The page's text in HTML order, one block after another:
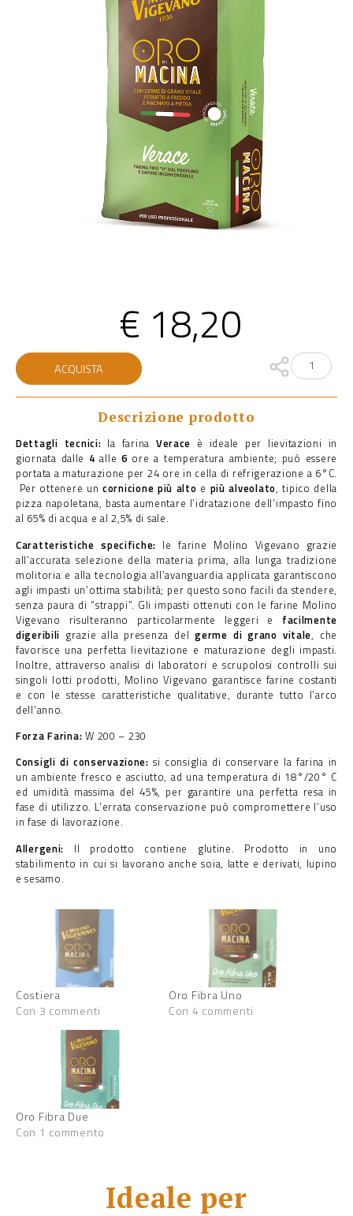
€ 18,20
Verace
quantità
ACQUISTA
Descrizione prodotto
Dettagli tecnici: la farina Verace è ideale per lievitazioni in
giornata dalle 4 alle 6 ore a temperatura ambiente; può essere
portata a maturazione per 24 ore in cella di refrigerazione a 6°C.
Per ottenere uncornicione più alto e più alveolato, tipico della
pizza napoletana, basta aumentare l’idratazione dell’impasto fino
al 65% di acqua e al 2,5% di sale.
Caratteristiche specifiche: le farine Molino Vigevano grazie
all’accurata selezione della materia prima, alla lunga tradizione
molitoria e alla tecnologia all’avanguardia applicata garantiscono
agli impasti un’ottima stabilità; per questo sono facili da stendere,
senza paura di “strappi”. Gli impasti ottenuti con le farine Molino
Vigevano risulteranno particolarmente leggeri e facilmente
digeribili grazie alla presenza delgerme di grano vitale, che
favorisce una perfetta lievitazione e maturazione degli impasti.
Inoltre, attraverso analisi di laboratori e scrupolosi controlli sui
singoli lotti prodotti, Molino Vigevano garantisce farine costanti
e con le stesse caratteristiche qualitative, durante tutto l’arco
dell’anno.
Forza Farina:W 200 – 230
Consigli di conservazione:si consiglia di conservare la farina in
un ambiente fresco e asciutto, ad una temperatura di 18°/20° C
ed umidità massima del 45%, per garantire una perfetta resa in
fase di utilizzo. L’errata conservazione può compromettere l’uso
in fase di lavorazione.
Allergeni: Il prodotto contiene glutine. Prodotto in uno
stabilimento in cui si lavorano anche soia, latte e derivati, lupino
e sesamo.
Costiera
Con 3 commenti
Oro Fibra Uno
Con 4 commenti
Oro Fibra Due
Con 1 commento
Ideale per